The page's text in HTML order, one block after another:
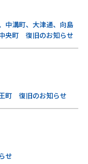
中溝町、大津通、向島
央町 復旧のお知らせ
町 復旧のお知らせ
せ